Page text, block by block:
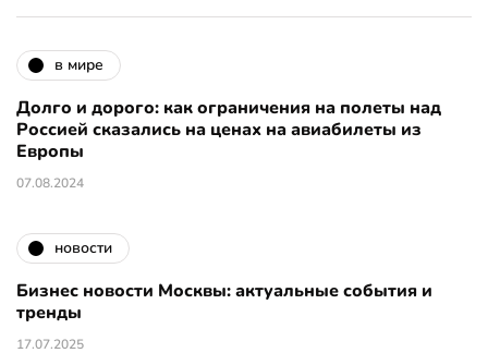
в мире
Долго и дорого: как ограничения на полеты над
Россией сказались на ценах на авиабилеты из
Европы
07.08.2024
новости
Бизнес новости Москвы: актуальные события и
тренды
17.07.2025